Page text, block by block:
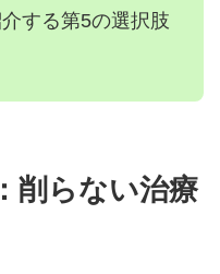
する第5の選択肢
削らない治療